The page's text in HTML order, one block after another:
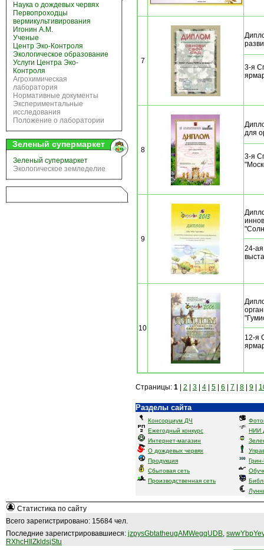
Наука о дождевых червях
Первопроходцы
вермикультивирования
Игонин А.М.
Ученые
Центр Эко-Контроля
Экологическое образование
Услуги Центра Эко-
Контроля
Агрохимическая
лаборатория
Нормативные документы
Экспериментальные
исследования
Положение о лаборатории
Зеленый супермаркет
Зеленый супермаркет
Экологическое земледелие
7
3-я
8
для
3-я
9
24-
10
12-я
Страницы: 1 2 3 4 5 6 7 8 9
Разделы сайта
Консорциум ДЧ
Ежегодный конкурс
Интернет-магазин
О дождевых червях
Продукция
Сбытовая сеть
Производственная сеть
НИИ
Статистика по сайту
Всего зарегистрировано: 15684 чел.
Последние зарегистрировавшиеся: jzpysGbtatheugAMWegqUDB,
RXhcHIlZkldsjStu